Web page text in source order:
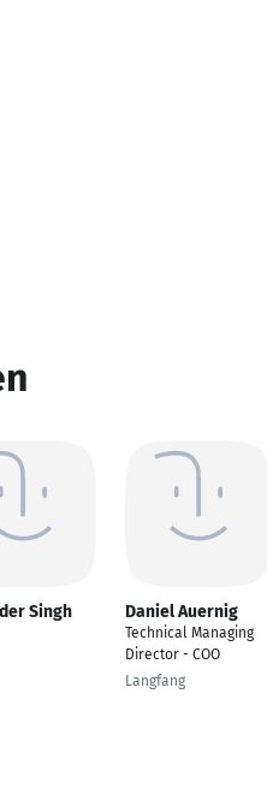
Singh Daniel Auernig
Technical Managing
Director - COO
Langfang